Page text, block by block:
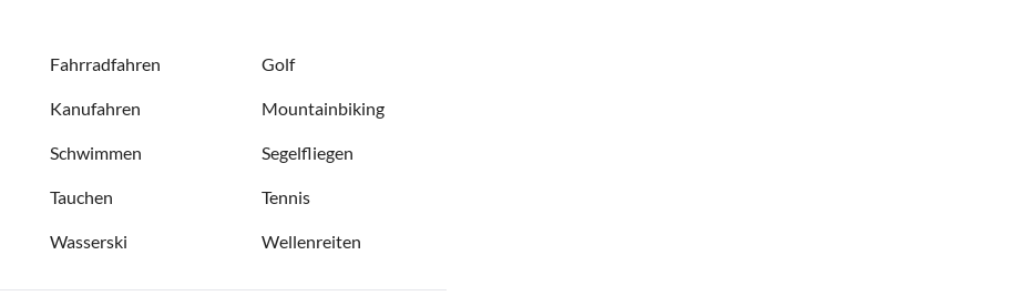
Fahrradfahren Golf
Kanufahren Mountainbiking
Schwimmen Segelfliegen
Tauchen Tennis
Wasserski Wellenreiten